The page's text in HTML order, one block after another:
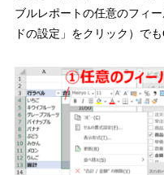
ブルレポートの任意のフィ
ドの設定」をクリック）でも